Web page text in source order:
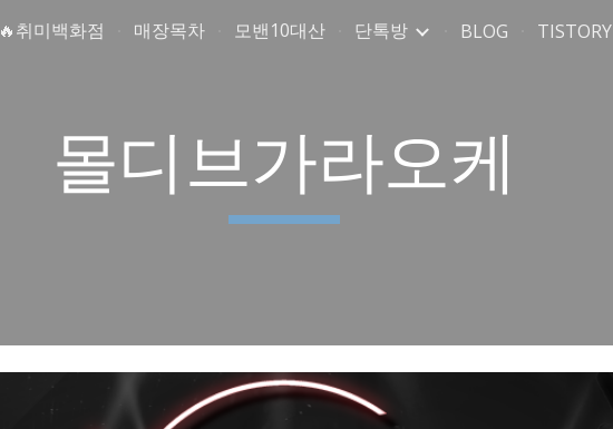
Skip to main content Skip to navigation
🔥취미백화점 매장목차 모밴10대산 단톡방 BLOG TISTORY
몰디브가라오케